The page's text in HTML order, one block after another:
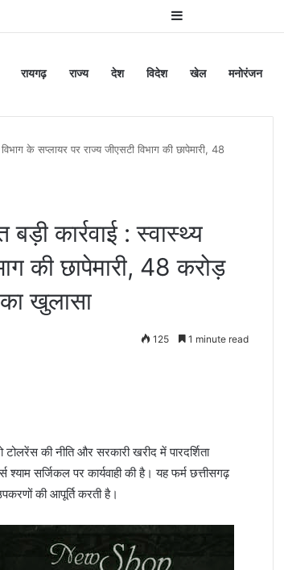
Sidebar
रायगढ़ राज्य देश विदेश खेल मनोरंजन
के सप्लायर पर राज्य जीएसटी विभाग की छापेमारी, 48
कार्रवाई : स्वास्थ्य
की छापेमारी, 48 करोड़
खुलासा
125 1 minute read
की नीति और सरकारी खरीद में पारदर्शिता
सर्जिकल पर कार्यवाही की है। यह फर्म छत्तीसगढ़
की आपूर्ति करती है।